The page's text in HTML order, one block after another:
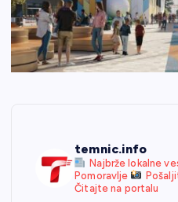
temnic.info
Najbrže lokalne
Pomoravlje
Čitajte na portalu